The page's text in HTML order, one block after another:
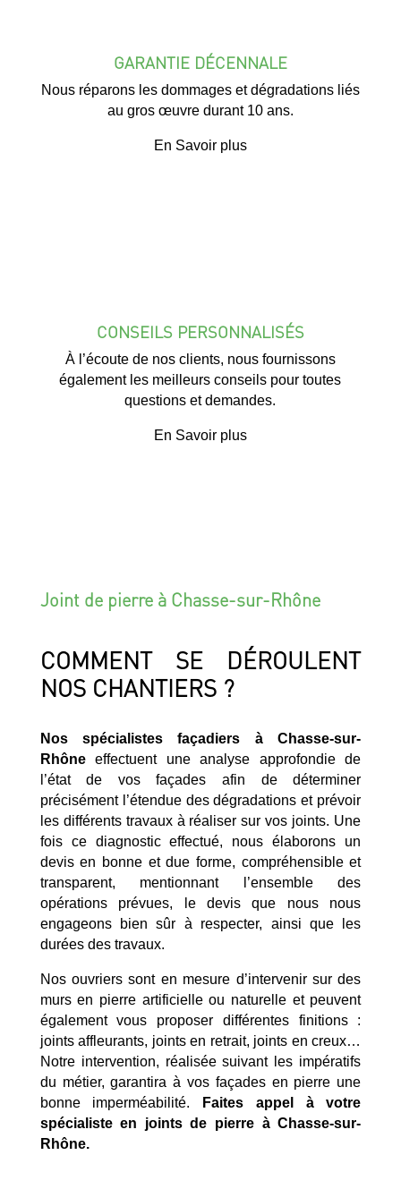
GARANTIE DÉCENNALE
Nous réparons les dommages et dégradations liés
au gros œuvre durant 10 ans.
En Savoir plus
CONSEILS PERSONNALISÉS
À l’écoute de nos clients, nous fournissons
également les meilleurs conseils pour toutes
questions et demandes.
En Savoir plus
Joint de pierre à Chasse-sur-Rhône
COMMENT SE DÉROULENT
NOS CHANTIERS ?
Nos spécialistes façadiers à Chasse-sur-
Rhôneeffectuent une analyse approfondie de
l’état de vos façades afin de déterminer
précisément l’étendue des dégradations et prévoir
les différents travaux à réaliser sur vos joints. Une
fois ce diagnostic effectué, nous élaborons un
devis en bonne et due forme, compréhensible et
transparent, mentionnant l’ensemble des
opérations prévues, le devis que nous nous
engageons bien sûr à respecter, ainsi que les
durées des travaux.
Nos ouvriers sont en mesure d’intervenir sur des
murs en pierre artificielle ou naturelle et peuvent
également vous proposer différentes finitions :
joints affleurants, joints en retrait, joints en creux…
Notre intervention, réalisée suivant les impératifs
du métier, garantira à vos façades en pierre une
bonne imperméabilité.
Faites appel à votre
spécialiste en joints de pierre à Chasse-sur-
Rhône.
Mentions Légales
Politique de Confidentialité